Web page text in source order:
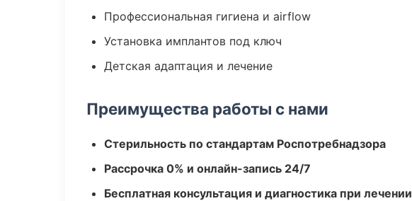
Профессиональная гигиена и airflow
Установка имплантов под ключ
Детская адаптация и лечение
Преимущества работы с нами
Стерильность по стандартам Роспотребнадзора
Рассрочка 0% и онлайн-запись 24/7
Бесплатная консультация и диагностика при лечении